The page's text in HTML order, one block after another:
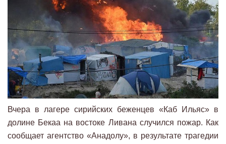
Вчера в лагере сирийских беженцев «Каб Ильяс» в
долине Бекаа на востоке Ливана случился пожар. Как
сообщает агентство «Анадолу», в результате трагедии